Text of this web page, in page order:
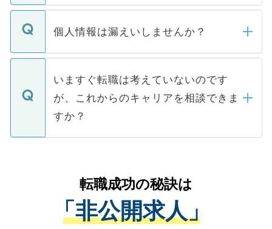
ません。
■応募殺到を避けるため 人気のある医療機
関を公にしてしまうと、応募が殺到する場
に、医療機関が求める条件に合った人材の
みを人材紹介会社に依頼するケースが増え
ています。
転職・入職を強要することは一切ありませ
ん。また、仮に応募先から内定をいただい
定を承諾する必要はありません。内定先へ
の辞退の連絡はキャリアパートナーが行い
個人情報は漏えいしませんか？
個人情報が漏えいすることはありませんの
で、ご安心ください。当サイトからの登録
などで収集したご登録者様の個人情報は、
ご本人のキャリアアップおよび転職活動の
支援を目的に使用いたします。お預かりし
ているすべての個人データはご本人の許可
は、個人情報の取り扱いについての厳密な
管理基準を満たした事業者のみに付与され
る、プライバシーマークを取得済みです。
いますぐ転職は考えていないのです
が、これからのキャリアを相談できま
すか？
かがいして、現在の医療機関の状況や紹介
経験をまじえながら、適切なアドバイスを
させていただきます。すぐにご転職をされ
ない方には、長期的なサポートが可能です
転職成功の秘訣は
「非公開求人」